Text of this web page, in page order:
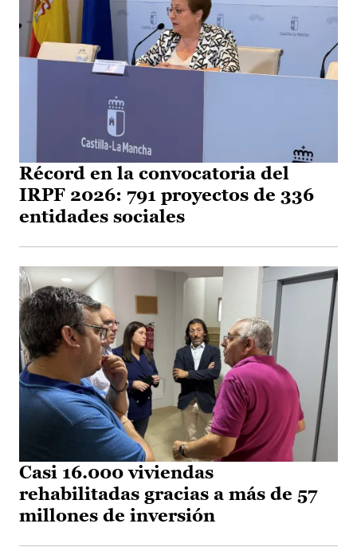
Récord en la convocatoria del
IRPF 2026: 791 proyectos de 336
entidades sociales
Casi 16.000 viviendas
rehabilitadas gracias a más de 57
millones de inversión